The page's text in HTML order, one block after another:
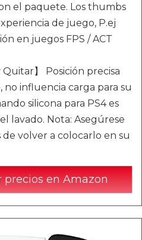
el paquete. Los thumbs
de juego, P.ej
en juegos FPS / ACT
Quitar】 Posición precisa
influencia carga para su
silicona para PS4 es
lavado. Nota: Asegúrese
volver a colocarlo en su
precios en Amazon